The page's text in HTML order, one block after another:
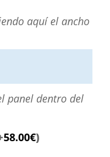
aquí el ancho
panel dentro del
58.00€)